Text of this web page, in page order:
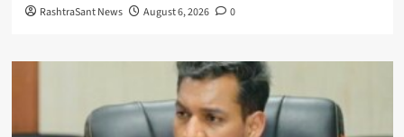
RashtraSant News August 6, 2026 0